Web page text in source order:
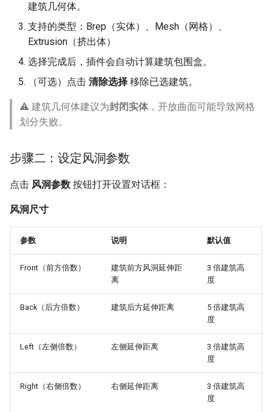
建筑几何体。
支持的类型：Brep（实体）、Mesh（网格）、
Extrusion（挤出体）
选择完成后，插件会自动计算建筑包围盒。
（可选）点击 清除选择 移除已选建筑。
⚠️ 建筑几何体建议为封闭实体，开放曲面可能导致网格
划分失败。
步骤二：设定风洞参数
点击 风洞参数 按钮打开设置对话框：
风洞尺寸
参数 说明 默认值
Front（前方倍数）
建筑前方风洞延伸距
离
3 倍建筑高
度
Back（后方倍数） 建筑后方延伸距离
5 倍建筑高
度
Left（左侧倍数） 左侧延伸距离
3 倍建筑高
度
Right（右侧倍数） 右侧延伸距离
3 倍建筑高
度